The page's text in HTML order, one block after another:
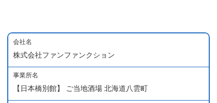
会社名
株式会社ファンファンクション
事業所名
【日本橋別館】 ご当地酒場 北海道八雲町